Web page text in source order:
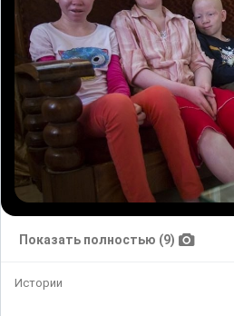
Показать полностью (9)
Истории